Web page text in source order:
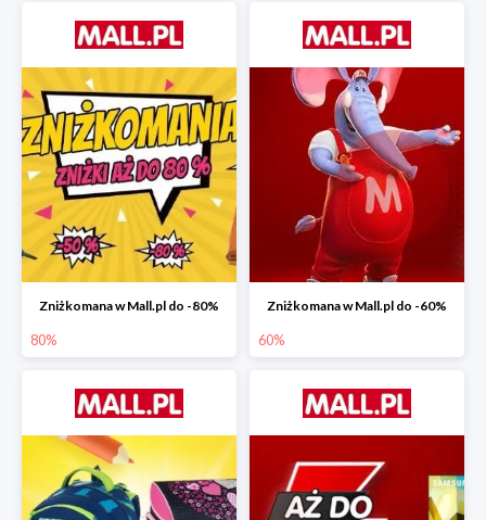
Zniżkomana w Mall.pl do -80%
80%
Zniżkomana w Mall.pl do -60%
60%